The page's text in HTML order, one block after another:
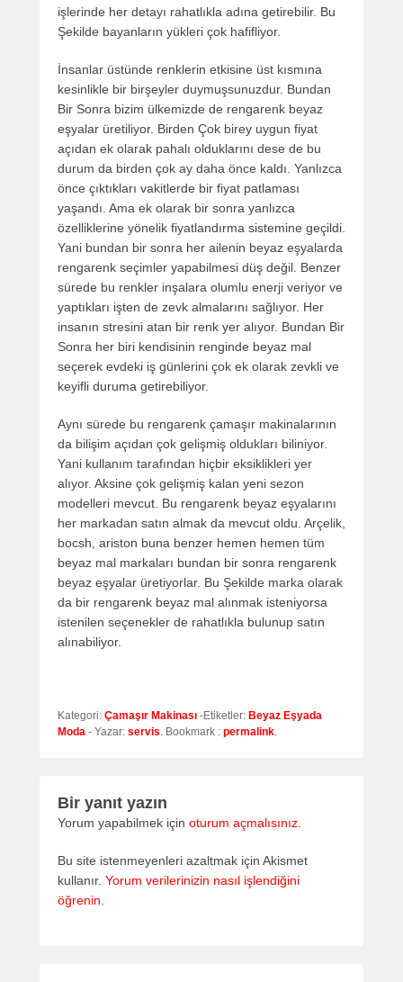
işlerinde her detayı rahatlıkla adına getirebilir. Bu
Şekilde bayanların yükleri çok hafifliyor.
İnsanlar üstünde renklerin etkisine üst kısmına
kesinlikle bir birşeyler duymuşsunuzdur. Bundan
Bir Sonra bizim ülkemizde de rengarenk beyaz
eşyalar üretiliyor. Birden Çok birey uygun fiyat
açıdan ek olarak pahalı olduklarını dese de bu
durum da birden çok ay daha önce kaldı. Yanlızca
önce çıktıkları vakitlerde bir fiyat patlaması
yaşandı. Ama ek olarak bir sonra yanlızca
özelliklerine yönelik fiyatlandırma sistemine geçildi.
Yani bundan bir sonra her ailenin beyaz eşyalarda
rengarenk seçimler yapabilmesi düş değil. Benzer
sürede bu renkler inşalara olumlu enerji veriyor ve
yaptıkları işten de zevk almalarını sağlıyor. Her
insanın stresini atan bir renk yer alıyor. Bundan Bir
Sonra her biri kendisinin renginde beyaz mal
seçerek evdeki iş günlerini çok ek olarak zevkli ve
keyifli duruma getirebiliyor.
Aynı sürede bu rengarenk çamaşır makinalarının
da bilişim açıdan çok gelişmiş oldukları biliniyor.
Yani kullanım tarafından hiçbir eksiklikleri yer
alıyor. Aksine çok gelişmiş kalan yeni sezon
modelleri mevcut. Bu rengarenk beyaz eşyalarını
her markadan satın almak da mevcut oldu. Arçelik,
bocsh, ariston buna benzer hemen hemen tüm
beyaz mal markaları bundan bir sonra rengarenk
beyaz eşyalar üretiyorlar. Bu Şekilde marka olarak
da bir rengarenk beyaz mal alınmak isteniyorsa
istenilen seçenekler de rahatlıkla bulunup satın
alınabiliyor.
Kategori: Çamaşır Makinası -Etiketler: Beyaz Eşyada
Moda - Yazar: servis. Bookmark : permalink.
Bir yanıt yazın
Yorum yapabilmek için oturum açmalısınız
Bu site istenmeyenleri azaltmak için Akismet
kullanır. Yorum verilerinizin nasıl işlendiğini
öğrenin.